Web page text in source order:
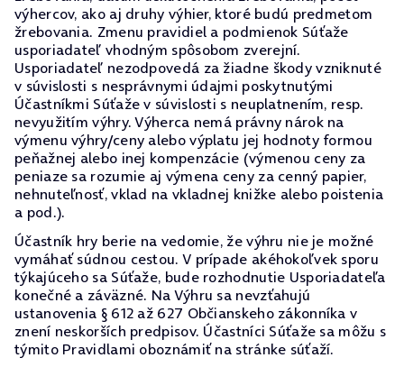
výhercov, ako aj druhy výhier, ktoré budú predmetom
žrebovania. Zmenu pravidiel a podmienok Súťaže
usporiadateľ vhodným spôsobom zverejní.
Usporiadateľ nezodpovedá za žiadne škody vzniknuté
v súvislosti s nesprávnymi údajmi poskytnutými
Účastníkmi Súťaže v súvislosti s neuplatnením, resp.
nevyužitím výhry. Výherca nemá právny nárok na
výmenu výhry/ceny alebo výplatu jej hodnoty formou
peňažnej alebo inej kompenzácie (výmenou ceny za
peniaze sa rozumie aj výmena ceny za cenný papier,
nehnuteľnosť, vklad na vkladnej knižke alebo poistenia
a pod.).
Účastník hry berie na vedomie, že výhru nie je možné
vymáhať súdnou cestou. V prípade akéhokoľvek sporu
týkajúceho sa Súťaže, bude rozhodnutie Usporiadateľa
konečné a záväzné. Na Výhru sa nevzťahujú
ustanovenia § 612 až 627 Občianskeho zákonníka v
znení neskorších predpisov. Účastníci Súťaže sa môžu s
týmito Pravidlami oboznámiť na stránke súťaží.